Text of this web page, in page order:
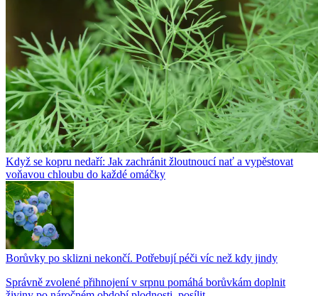
Když se kopru nedaří: Jak zachránit žloutnoucí nať a vypěstovat
voňavou chloubu do každé omáčky
Borůvky po sklizni nekončí. Potřebují péči víc než kdy jindy
Správně zvolené přihnojení v srpnu pomáhá borůvkám doplnit